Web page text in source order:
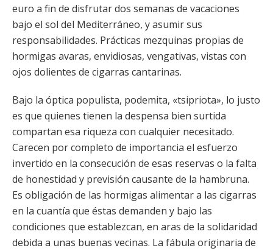
euro a fin de disfrutar dos semanas de vacaciones
bajo el sol del Mediterráneo, y asumir sus
responsabilidades. Prácticas mezquinas propias de
hormigas avaras, envidiosas, vengativas, vistas con
ojos dolientes de cigarras cantarinas.
Bajo la óptica populista, podemita, «tsipriota», lo justo
es que quienes tienen la despensa bien surtida
compartan esa riqueza con cualquier necesitado.
Carecen por completo de importancia el esfuerzo
invertido en la consecución de esas reservas o la falta
de honestidad y previsión causante de la hambruna.
Es obligación de las hormigas alimentar a las cigarras
en la cuantía que éstas demanden y bajo las
condiciones que establezcan, en aras de la solidaridad
debida a unas buenas vecinas. La fábula originaria de